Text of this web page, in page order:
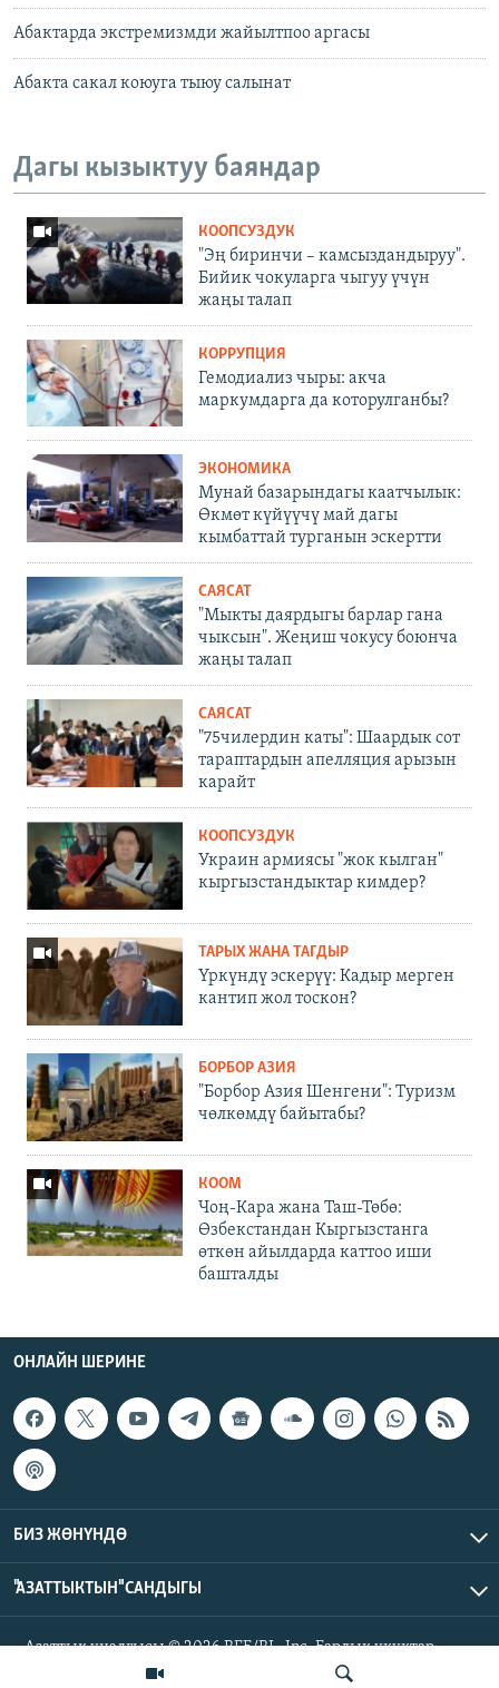
Абактарда экстремизмди жайылтпоо аргасы
Абакта сакал коюуга тыюу салынат
Дагы кызыктуу баяндар
КООПСУЗДУК
"Эң биринчи – камсыздандыруу".
Бийик чокуларга чыгуу үчүн
жаңы талап
КОРРУПЦИЯ
Гемодиализ чыры: акча
маркумдарга да которулганбы?
ЭКОНОМИКА
Мунай базарындагы каатчылык:
Өкмөт күйүүчү май дагы
кымбаттай турганын эскертти
САЯСАТ
"Мыкты даярдыгы барлар гана
чыксын". Жеңиш чокусу боюнча
жаңы талап
САЯСАТ
"75чилердин каты": Шаардык сот
тараптардын апелляция арызын
карайт
КООПСУЗДУК
Украин армиясы "жок кылган"
кыргызстандыктар кимдер?
ТАРЫХ ЖАНА ТАГДЫР
Үркүндү эскерүү: Кадыр мерген
кантип жол тоскон?
БОРБОР АЗИЯ
"Борбор Азия Шенгени": Туризм
чөлкөмдү байытабы?
КООМ
Чоң-Кара жана Таш-Төбө:
Өзбекстандан Кыргызстанга
өткөн айылдарда каттоо иши
башталды
ОНЛАЙН ШЕРИНЕ
БИЗ ЖӨНҮНДӨ
"АЗАТТЫКТЫН" САНДЫГЫ
Азаттык үналгысы © 2026 RFE/RL, Inc. Бардык укуктар